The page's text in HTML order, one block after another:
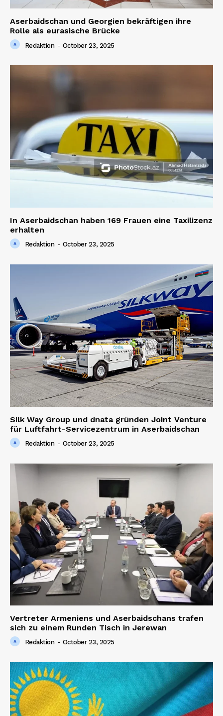
Aserbaidschan und Georgien bekräftigen ihre
Rolle als eurasische Brücke
Redaktion - October 23, 2025
In Aserbaidschan haben 169 Frauen eine Taxilizenz
erhalten
Redaktion - October 23, 2025
Silk Way Group und dnata gründen Joint Venture
für Luftfahrt-Servicezentrum in Aserbaidschan
Redaktion - October 23, 2025
Vertreter Armeniens und Aserbaidschans trafen
sich zu einem Runden Tisch in Jerewan
Redaktion - October 23, 2025